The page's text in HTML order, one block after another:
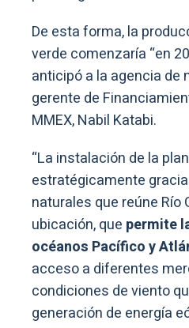
De esta forma, la
verde comenzaría “en
anticipó a la agencia de
gerente de
MMEX, Nabil Katabi.
“La instalación de la
estratégicamente
naturales que reúne Río
ubicación, que permite
océanos Pacífico y
acceso a diferentes
condiciones de viento
generación de energía